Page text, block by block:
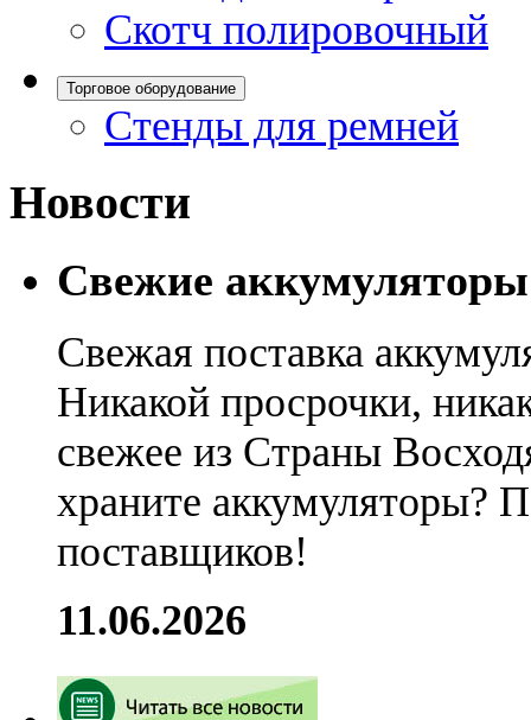
Скотч полировочный
Торговое оборудование
Стенды для ремней
Новости
Свежие
Свежая поставка
Никакой просрочки,
свежее из Страны
храните аккумуляторы?
поставщиков!
11.06.2026